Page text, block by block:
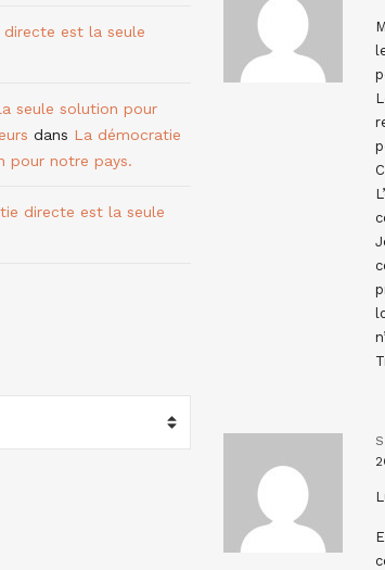
est la seule
seule solution pour
dans La démocratie
pour notre pays.
directe est la seule